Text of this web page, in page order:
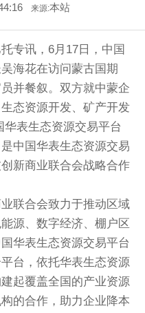
来源:本站
专讯，6月17日，中国
海花在访问蒙古国期
并餐叙。双方就中蒙企
态资源开发、矿产开发
表生态资源交易平台
中国华表生态资源交易
新商业联合会战略合作
联合会致力于推动区域
源、数字经济、棚户区
华表生态资源交易平台
台，依托华表生态资源
起覆盖全国的产业资源
的合作，助力企业降本